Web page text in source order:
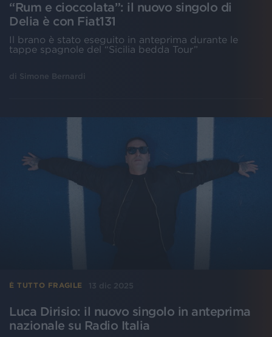
“Rum e cioccolata”: il nuovo singolo di
Delia è con Fiat131
Il brano è stato eseguito in anteprima durante le
tappe spagnole del “Sicilia bedda Tour”
di Simone Bernardi
È TUTTO FRAGILE 13 dic 2025
Luca Dirisio: il nuovo singolo in anteprima
nazionale su Radio Italia